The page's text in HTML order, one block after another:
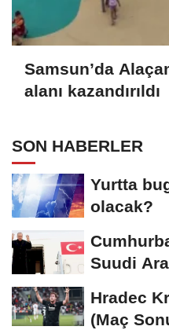
Samsun’da
alanı kazandırıldı
SON HABERLER
Yurtta
olacak?
Suudi
Hradec
(Maç